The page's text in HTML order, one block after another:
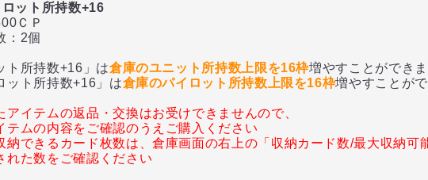
ット所持数+16
Ｐ
2個
所持数+16」は倉庫のユニット所持数上限を16枠増やすことができ
ト所持数+16」は倉庫のパイロット所持数上限を16枠増やすことが
イテムの返品・交換はお受けできませんので、
テムの内容をご確認のうえご購入ください
納できるカード枚数は、倉庫画面の右上の「収納カード数/最大収納可
れた数をご確認ください